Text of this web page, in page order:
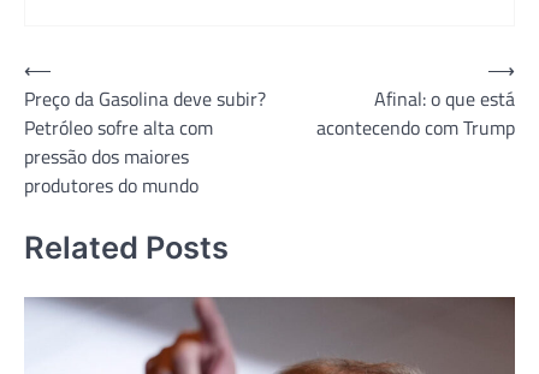
Post
navigation
⟵
Preço da Gasolina deve subir?
Petróleo sofre alta com
pressão dos maiores
produtores do mundo
Afinal: o que está
acontecendo com Trump
⟶
Related Posts